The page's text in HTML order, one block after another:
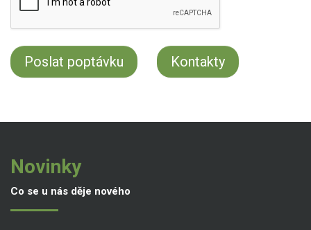
Kontakty
Novinky
Co se u nás děje nového